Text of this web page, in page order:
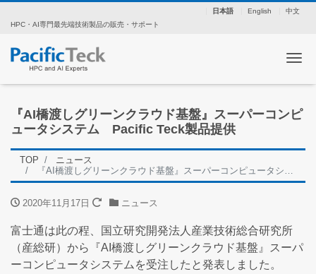
日本語 English
中文
HPC・AI専門最先端技術製品の販売・サポート
ナ
『AI橋渡しグリーンクラウド基盤』スーパーコンピ
ュータシステム Pacific Teck製品提供
TOP
ニュース
『AI橋渡しグリーンクラウド基盤』スーパーコンピュータシステム Pacific Teck製品提供
2020年11月17日 ニュース
富士通は此の程、国立研究開発法人産業技術総合研究所
（産総研）から『AI橋渡しグリーンクラウド基盤』スーパ
ーコンピュータシステムを受注したと発表しました。